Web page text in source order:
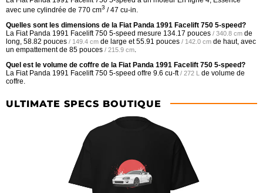
avec une cylindrée de 770 cm3 / 47 cu-in.
Quelles sont les dimensions de la Fiat Panda 1991 Facelift 750 5-speed?
La Fiat Panda 1991 Facelift 750 5-speed mesure 134.17 pouces / 340.8 cm de
long, 58.82 pouces / 149.4 cm de large et55.91 pouces / 142.0 cm de haut, avec
un empattement de 85 pouces / 215.9 cm.
Quel est le volume de coffre de la Fiat Panda 1991 Facelift 750 5-speed?
La Fiat Panda 1991 Facelift 750 5-speed offre 9.6 cu-ft / 272 L de volume de
coffre.
ULTIMATE SPECS BOUTIQUE